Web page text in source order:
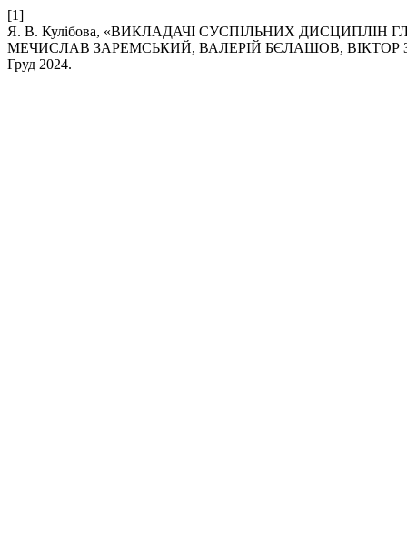
[1]
Я. В. Кулібова, «ВИКЛАДАЧІ СУСПІЛЬНИХ
МЕЧИСЛАВ ЗАРЕМСЬКИЙ, ВАЛЕРІЙ БЄЛАШОВ, ВІКТОР
Груд 2024.